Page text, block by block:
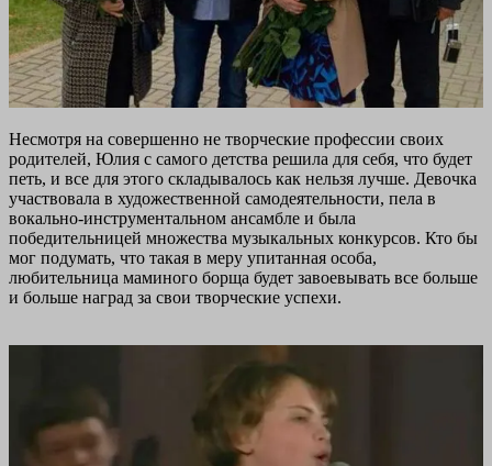
Несмотря на совершенно не творческие профессии своих
родителей, Юлия с самого детства решила для себя, что будет
петь, и все для этого складывалось как нельзя лучше. Девочка
участвовала в художественной самодеятельности, пела в
вокально-инструментальном ансамбле и была
победительницей множества музыкальных конкурсов. Кто бы
мог подумать, что такая в меру упитанная особа,
любительница маминого борща будет завоевывать все больше
и больше наград за свои творческие успехи.